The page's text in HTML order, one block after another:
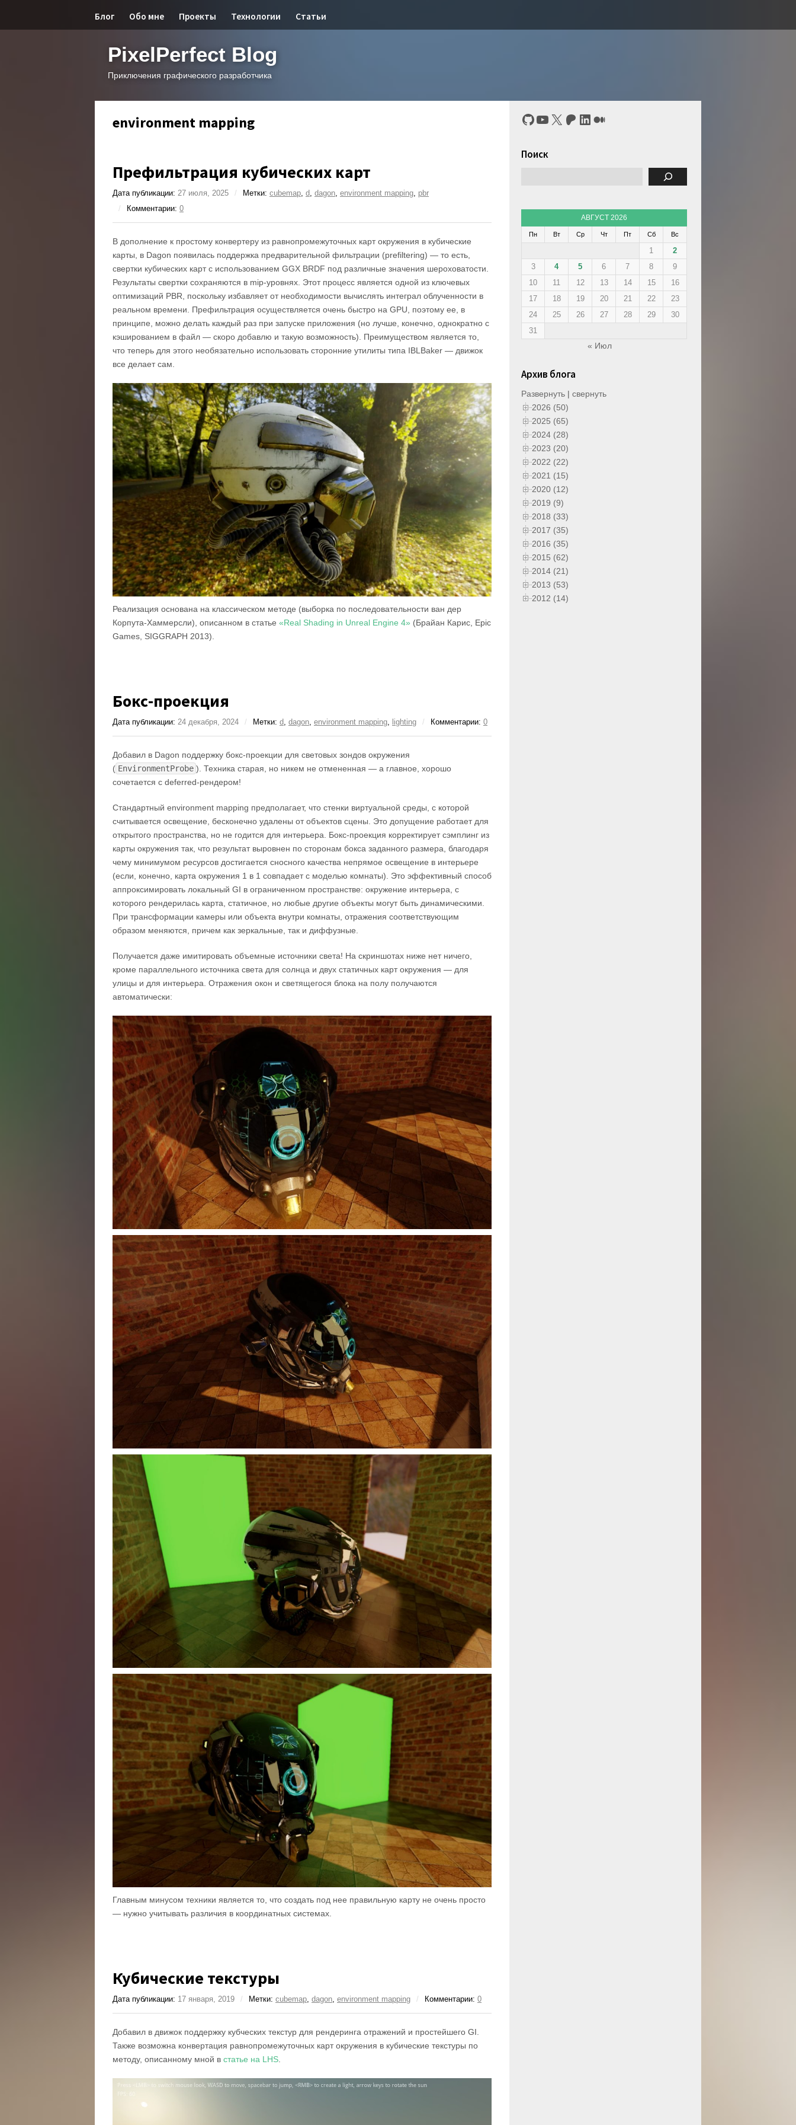
Блог Обо мне Проекты Технологии Статьи
PixelPerfect Blog
Приключения графического разработчика
environment mapping
Префильтрация кубических карт
Дата публикации: 27 июля, 2025 / Метки: cubemap, d, dagon, environment mapping, pbr
/
Комментарии: 0
В дополнение к простому конвертеру из равнопромежуточных карт окружения в кубические
карты, в Dagon появилась поддержка предварительной фильтрации (prefiltering) — то есть,
свертки кубических карт с использованием GGX BRDF под различные значения шероховатости.
Результаты свертки сохраняются в mip-уровнях. Этот процесс является одной из ключевых
оптимизаций PBR, поскольку избавляет от необходимости вычислять интеграл облученности в
реальном времени. Префильтрация осуществляется очень быстро на GPU, поэтому ее, в
принципе, можно делать каждый раз при запуске приложения (но лучше, конечно, однократно с
кэшированием в файл — скоро добавлю и такую возможность). Преимуществом является то,
что теперь для этого необязательно использовать сторонние утилиты типа IBLBaker — движок
все делает сам.
Реализация основана на классическом методе (выборка по последовательности ван дер
Корпута-Хаммерсли), описанном в статье «Real Shading in Unreal Engine 4» (Брайан Карис, Epic
Games, SIGGRAPH 2013).
Бокс-проекция
Дата публикации: 24 декабря, 2024 / Метки: d, dagon, environment mapping, lighting / Комментарии: 0
Добавил в Dagon поддержку бокс-проекции для световых зондов окружения
( EnvironmentProbe ). Техника старая, но никем не отмененная — а главное, хорошо
сочетается с deferred-рендером!
Стандартный environment mapping предполагает, что стенки виртуальной среды, с которой
считывается освещение, бесконечно удалены от объектов сцены. Это допущение работает для
открытого пространства, но не годится для интерьера. Бокс-проекция корректирует сэмплинг из
карты окружения так, что результат выровнен по сторонам бокса заданного размера, благодаря
чему минимумом ресурсов достигается сносного качества непрямое освещение в интерьере
(если, конечно, карта окружения 1 в 1 совпадает с моделью комнаты). Это эффективный способ
аппроксимировать локальный GI в ограниченном пространстве: окружение интерьера, с
которого рендерилась карта, статичное, но любые другие объекты могут быть динамическими.
При трансформации камеры или объекта внутри комнаты, отражения соответствующим
образом меняются, причем как зеркальные, так и диффузные.
Получается даже имитировать объемные источники света! На скриншотах ниже нет ничего,
кроме параллельного источника света для солнца и двух статичных карт окружения — для
улицы и для интерьера. Отражения окон и светящегося блока на полу получаются
автоматически:
Главным минусом техники является то, что создать под нее правильную карту не очень просто
— нужно учитывать различия в координатных системах.
Кубические текстуры
Дата публикации: 17 января, 2019 / Метки: cubemap, dagon, environment mapping / Комментарии: 0
Добавил в движок поддержку кубческих текстур для рендеринга отражений и простейшего GI.
Также возможна конвертация равнопромежуточных карт окружения в кубические текстуры по
методу, описанному мной в статье на LHS
GitHub
YouTube
X Patreon
LinkedIn
Средний
Поиск
АВГУСТ 2026
Пн Вт Ср Чт Пт Сб Вс
1
2
3
4 5 6 7 8
9
10
11 12 13 14 15
16
17
18 19 20 21 22
23
24
25 26 27 28 29
30
31
« Июл
Архив блога
Развернуть | свернуть
2026 (50)
2025 (65)
2024 (28)
2023 (20)
2022 (22)
2021 (15)
2020 (12)
2019 (9)
2018 (33)
2017 (35)
2016 (35)
2015 (62)
2014 (21)
2013 (53)
2012 (14)